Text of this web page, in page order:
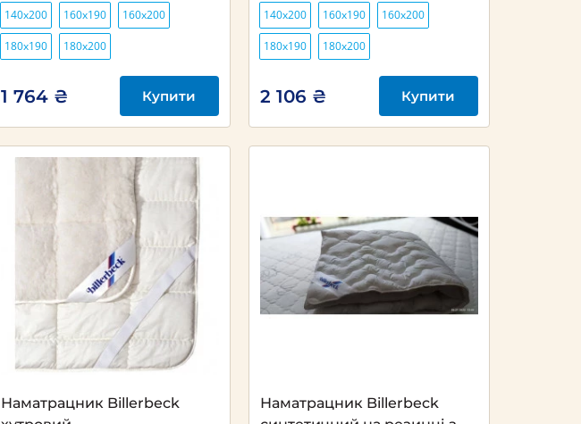
140х200 160х190 160х200
180х190 180х200
1 764 ₴ Купити
140х200 160х190 160х200
180х190 180х200
2 106 ₴ Купити
Наматрацник Billerbeck
Наматрацник Billerbeck